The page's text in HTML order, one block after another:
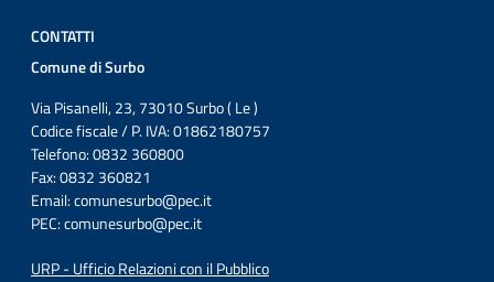
CONTATTI
Comune di Surbo
Via Pisanelli, 23, 73010 Surbo ( Le )
Codice fiscale / P. IVA: 01862180757
Telefono: 0832 360800
Fax: 0832 360821
Email:comunesurbo@pec.it
PEC:comunesurbo@pec.it
URP - Ufficio Relazioni con il Pubblico